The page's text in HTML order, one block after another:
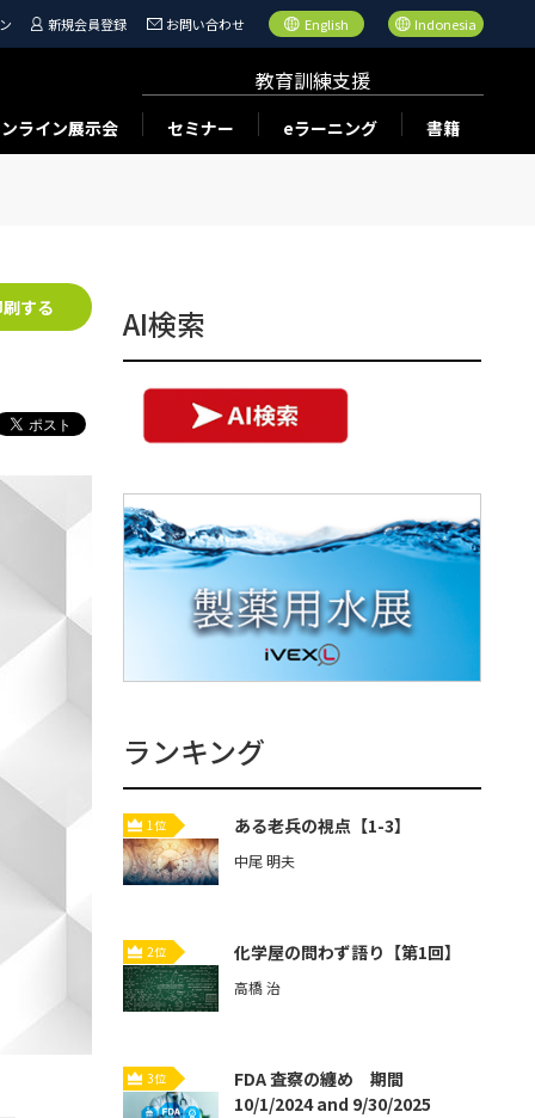
新規会員登録 お問い合わせ English Indonesia
ライン展示会
教育訓練支援
セミナー eラーニング 書籍
する AI検索
ランキング
1位 ある老兵の視点【1-3】
中尾 明夫
2位 化学屋の問わず語り【第1回】
高橋 治
3位
FDA 査察の纏め 期間
10/1/2024 and 9/30/2025